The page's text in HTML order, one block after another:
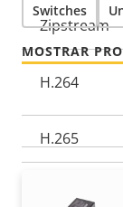
Descripción
de
propiedad
Zipstream
H.264
H.265
Switches
MOSTRAR